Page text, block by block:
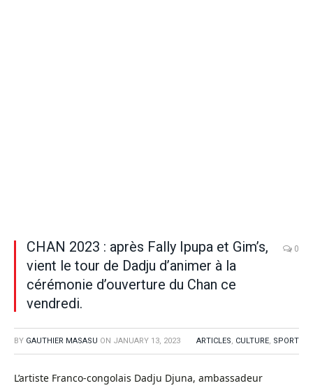
CHAN 2023 : après Fally Ipupa et Gim’s,
vient le tour de Dadju d’animer à la
cérémonie d’ouverture du Chan ce
vendredi.
0
BY GAUTHIER MASASU ON JANUARY 13, 2023 ARTICLES, CULTURE, SPORT
L’artiste Franco-congolais Dadju Djuna, ambassadeur